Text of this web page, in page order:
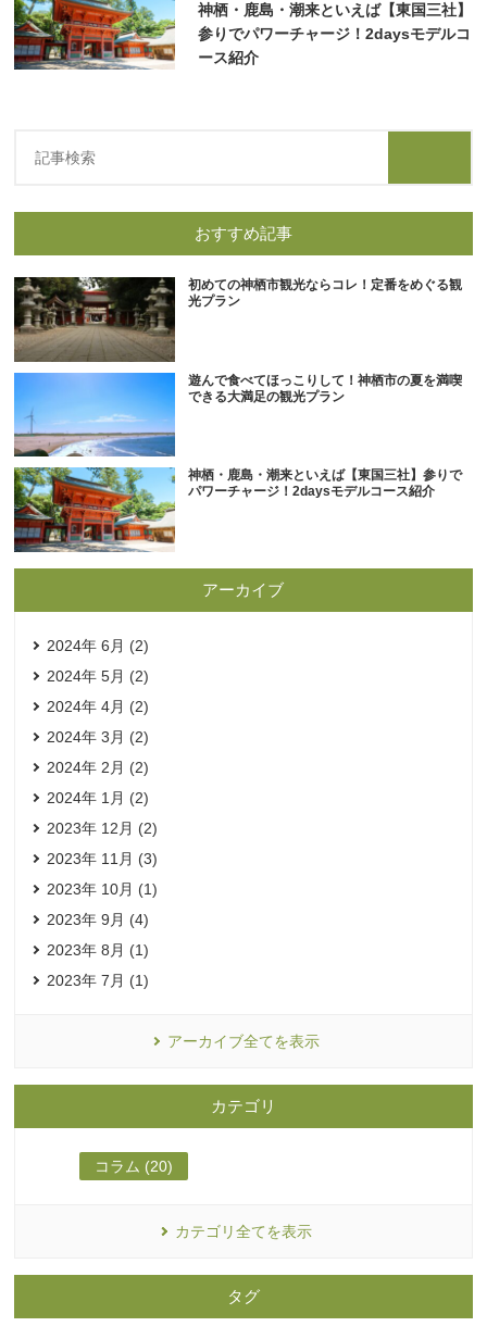
神栖・鹿島・潮来といえば【東国三社】
参りでパワーチャージ！2daysモデルコ
ース紹介
おすすめ記事
初めての神栖市観光ならコレ！定番をめぐる観
光プラン
遊んで食べてほっこりして！神栖市の夏を満喫
できる大満足の観光プラン
神栖・鹿島・潮来といえば【東国三社】参りで
パワーチャージ！2daysモデルコース紹介
アーカイブ
2024年 6月 (2)
2024年 5月 (2)
2024年 4月 (2)
2024年 3月 (2)
2024年 2月 (2)
2024年 1月 (2)
2023年 12月 (2)
2023年 11月 (3)
2023年 10月 (1)
2023年 9月 (4)
2023年 8月 (1)
2023年 7月 (1)
アーカイブ全てを表示
カテゴリ
コラム (20)
カテゴリ全てを表示
タグ